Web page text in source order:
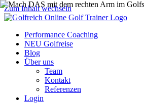
Zum Inhalt wechseln
Performance Coaching
NEU Golfreise
Blog
Über uns
Team
Kontakt
Referenzen
Login